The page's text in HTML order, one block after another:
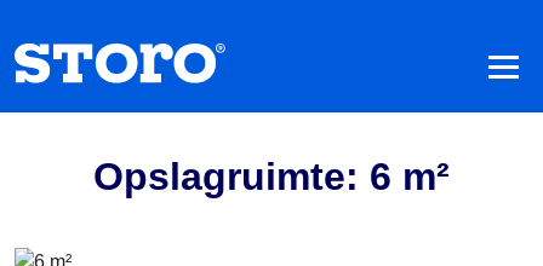
Opslagruimte: 6 m²